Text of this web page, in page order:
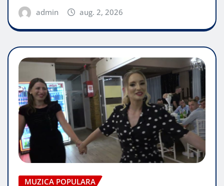
admin aug. 2, 2026
MUZICA POPULARA